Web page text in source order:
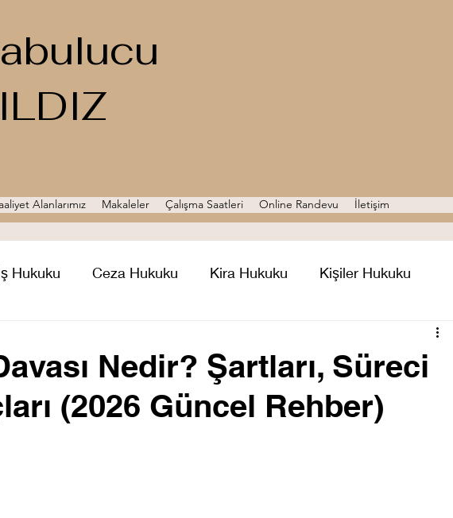
Alanlarımız Makaleler Çalışma Saatleri Online Randevu İletişim
Hukuku Ceza Hukuku Kira Hukuku Kişiler Hukuku
Nedir? Şartları, Süreci
(2026 Güncel Rehber)